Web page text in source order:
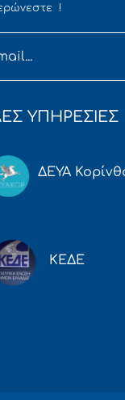
!
ΥΠΗΡΕΣΙΕΣ
ΔΕΥΑ
ΚΕΔΕ